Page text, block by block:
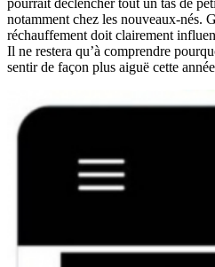
notamment chez les nouveaux-nés.
réchauffement doit clairement
Il ne restera qu’à comprendre
sentir de façon plus aiguë cette